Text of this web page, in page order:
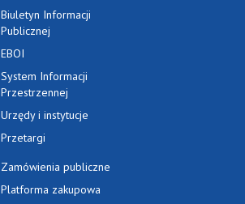
Biuletyn Informacji
Publicznej
EBOI
System Informacji
Przestrzennej
Urzędy i instytucje
Przetargi
Zamówienia publiczne
Platforma zakupowa